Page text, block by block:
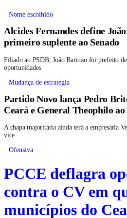
Nome escolhido
Alcides Fernandes define
primeiro suplente ao Senado
Filiado ao PSDB, João Barroso foi prefeito
oportunidades
Mudança de estratégia
Partido Novo lança Pedro
Ceará e General Theophilo ao
A chapa majoritária ainda terá a empresária
vice
Ofensiva
PCCE deflagra
contra o CV em
municípios do